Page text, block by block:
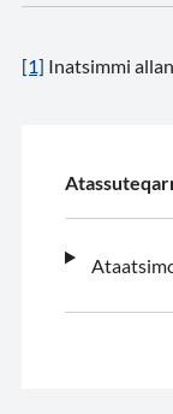
[1] Inatsimmi